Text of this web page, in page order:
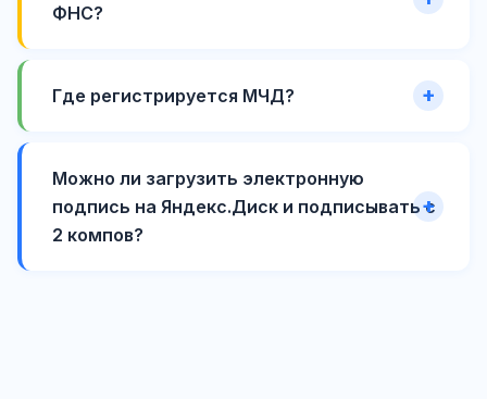
ФНС?
Где регистрируется МЧД?
Можно ли загрузить электронную
подпись на Яндекс.Диск и подписывать с
2 компов?